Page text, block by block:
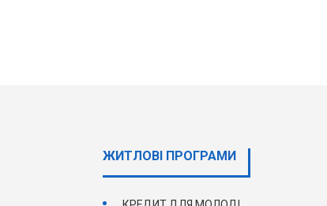
ЖИТЛОВІ ПРОГРАМИ